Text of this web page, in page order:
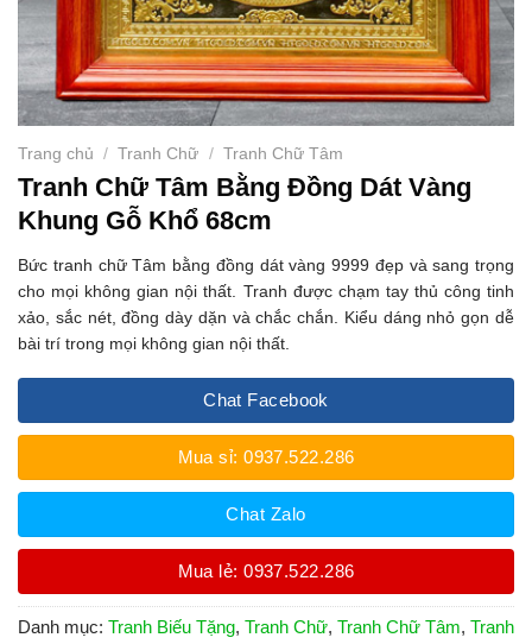
Trang chủ / Tranh Chữ / Tranh Chữ Tâm
Tranh Chữ Tâm Bằng Đồng Dát Vàng
Khung Gỗ Khổ 68cm
Bức tranh chữ Tâm bằng đồng dát vàng 9999 đẹp và sang trọng
cho mọi không gian nội thất. Tranh được chạm tay thủ công tinh
xảo, sắc nét, đồng dày dặn và chắc chắn. Kiểu dáng nhỏ gọn dễ
bài trí trong mọi không gian nội thất.
Chat Facebook
Mua sỉ: 0937.522.286
Chat Zalo
Mua lẻ: 0937.522.286
Danh mục: Tranh Biếu Tặng, Tranh Chữ, Tranh Chữ Tâm, Tranh